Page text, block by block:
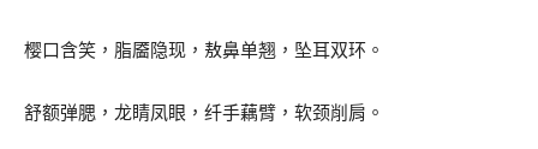
樱口含笑，脂靥隐现，敖鼻单翘，坠耳双环。
舒额弹腮，龙睛凤眼，纤手藕臂，软颈削肩。